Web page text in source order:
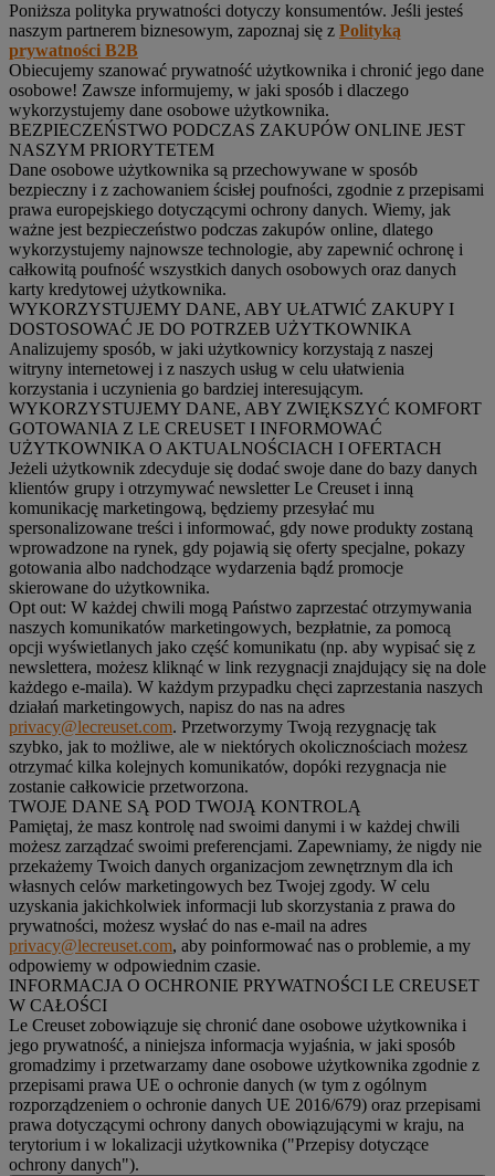
Poniższa polityka prywatności dotyczy konsumentów. Jeśli jesteś
naszym partnerem biznesowym, zapoznaj się z Polityką
prywatności B2B
Obiecujemy szanować prywatność użytkownika i chronić jego dane
osobowe! Zawsze informujemy, w jaki sposób i dlaczego
wykorzystujemy dane osobowe użytkownika.
BEZPIECZEŃSTWO PODCZAS ZAKUPÓW ONLINE JEST
NASZYM PRIORYTETEM
Dane osobowe użytkownika są przechowywane w sposób
bezpieczny i z zachowaniem ścisłej poufności, zgodnie z przepisami
prawa europejskiego dotyczącymi ochrony danych. Wiemy, jak
ważne jest bezpieczeństwo podczas zakupów online, dlatego
wykorzystujemy najnowsze technologie, aby zapewnić ochronę i
całkowitą poufność wszystkich danych osobowych oraz danych
karty kredytowej użytkownika.
WYKORZYSTUJEMY DANE, ABY UŁATWIĆ ZAKUPY I
DOSTOSOWAĆ JE DO POTRZEB UŻYTKOWNIKA
Analizujemy sposób, w jaki użytkownicy korzystają z naszej
witryny internetowej i z naszych usług w celu ułatwienia
korzystania i uczynienia go bardziej interesującym.
WYKORZYSTUJEMY DANE, ABY ZWIĘKSZYĆ KOMFORT
GOTOWANIA Z LE CREUSET I INFORMOWAĆ
UŻYTKOWNIKA O AKTUALNOŚCIACH I OFERTACH
Jeżeli użytkownik zdecyduje się dodać swoje dane do bazy danych
klientów grupy i otrzymywać newsletter Le Creuset i inną
komunikację marketingową, będziemy przesyłać mu
spersonalizowane treści i informować, gdy nowe produkty zostaną
wprowadzone na rynek, gdy pojawią się oferty specjalne, pokazy
gotowania albo nadchodzące wydarzenia bądź promocje
skierowane do użytkownika.
Opt out: W każdej chwili mogą Państwo zaprzestać otrzymywania
naszych komunikatów marketingowych, bezpłatnie, za pomocą
opcji wyświetlanych jako część komunikatu (np. aby wypisać się z
newslettera, możesz kliknąć w link rezygnacji znajdujący się na dole
każdego e-maila). W każdym przypadku chęci zaprzestania naszych
działań marketingowych, napisz do nas na adres
privacy@lecreuset.com. Przetworzymy Twoją rezygnację tak
szybko, jak to możliwe, ale w niektórych okolicznościach możesz
otrzymać kilka kolejnych komunikatów, dopóki rezygnacja nie
zostanie całkowicie przetworzona.
TWOJE DANE SĄ POD TWOJĄ KONTROLĄ
Pamiętaj, że masz kontrolę nad swoimi danymi i w każdej chwili
możesz zarządzać swoimi preferencjami. Zapewniamy, że nigdy nie
przekażemy Twoich danych organizacjom zewnętrznym dla ich
własnych celów marketingowych bez Twojej zgody. W celu
uzyskania jakichkolwiek informacji lub skorzystania z prawa do
prywatności, możesz wysłać do nas e-mail na adres
privacy@lecreuset.com, aby poinformować nas o problemie, a my
odpowiemy w odpowiednim czasie.
INFORMACJA O OCHRONIE PRYWATNOŚCI LE CREUSET
W CAŁOŚCI
Le Creuset zobowiązuje się chronić dane osobowe użytkownika i
jego prywatność, a niniejsza informacja wyjaśnia, w jaki sposób
gromadzimy i przetwarzamy dane osobowe użytkownika zgodnie z
przepisami prawa UE o ochronie danych (w tym z ogólnym
rozporządzeniem o ochronie danych UE 2016/679) oraz przepisami
prawa dotyczącymi ochrony danych obowiązującymi w kraju, na
terytorium i w lokalizacji użytkownika ("Przepisy dotyczące
ochrony danych").